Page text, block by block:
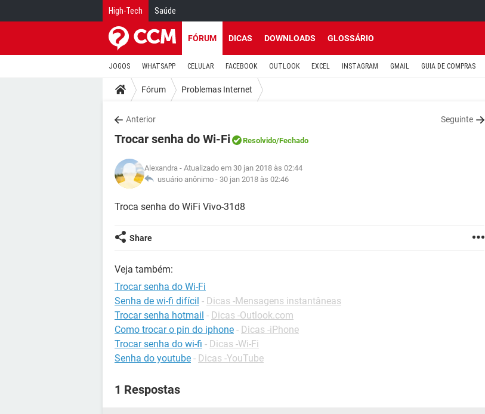
High-Tech Saúde
FÓRUM DICAS DOWNLOADS GLOSSÁRIO
JOGOS WHATSAPP CELULAR FACEBOOK OUTLOOK EXCEL INSTAGRAM GMAIL GUIA DE COMPRAS
Fórum Problemas Internet
Anterior Seguinte
Trocar senha do Wi-Fi Resolvido/Fechado
Alexandra - Atualizado em 30 jan 2018 às 02:44
usuário anônimo - 30 jan 2018 às 02:46
Troca senha do WiFi Vivo-31d8
Share
Veja também:
Trocar senha do Wi-Fi
Senha de wi-fi difícil - Dicas -Mensagens instantâneas
Trocar senha hotmail - Dicas -Outlook.com
Como trocar o pin do iphone - Dicas -iPhone
Trocar senha do wi-fi - Dicas -Wi-Fi
Senha do youtube - Dicas -YouTube
1 Respostas